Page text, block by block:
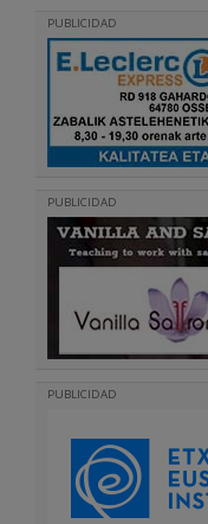
PUBLICIDAD
PUBLICIDAD
PUBLICIDAD